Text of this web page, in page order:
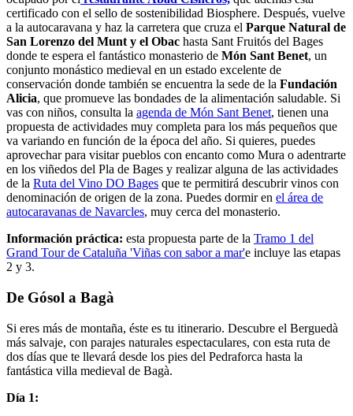
certificado con el sello de sostenibilidad Biosphere. Después, vuelve
a la autocaravana y haz la carretera que cruza el Parque Natural de
San Lorenzo del Munt y el Obac hasta Sant Fruitós del Bages
donde te espera el fantástico monasterio de Món Sant Benet, un
conjunto monástico medieval en un estado excelente de
conservación donde también se encuentra la sede de la Fundación
Alicia, que promueve las bondades de la alimentación saludable. Si
vas con niños, consulta la agenda de Món Sant Benet, tienen una
propuesta de actividades muy completa para los más pequeños que
va variando en función de la época del año. Si quieres, puedes
aprovechar para visitar pueblos con encanto como Mura o adentrarte
en los viñedos del Pla de Bages y realizar alguna de las actividades
de la Ruta del Vino DO Bages que te permitirá descubrir vinos con
denominación de origen de la zona. Puedes dormir en el área de
autocaravanas de Navarcles, muy cerca del monasterio.
Información práctica: esta propuesta parte de la Tramo 1 del
Grand Tour de Cataluña 'Viñas con sabor a mar'e incluye las etapas
2 y 3.
De Gósol a Bagà
Si eres más de montaña, éste es tu itinerario. Descubre el Berguedà
más salvaje, con parajes naturales espectaculares, con esta ruta de
dos días que te llevará desde los pies del Pedraforca hasta la
fantástica villa medieval de Bagà.
Día 1: